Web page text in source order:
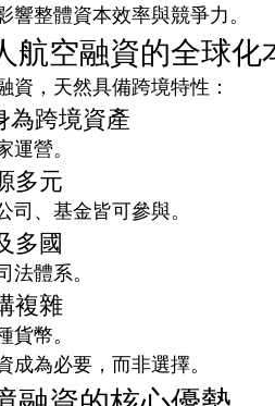
響整體資本效率與競爭力。
航空融資的全球化
資，天然具備跨境特性：
為跨境資產
營。
多元
司、基金皆可參與。
多國
法體系。
複雜
幣。
成為必要，而非選擇。